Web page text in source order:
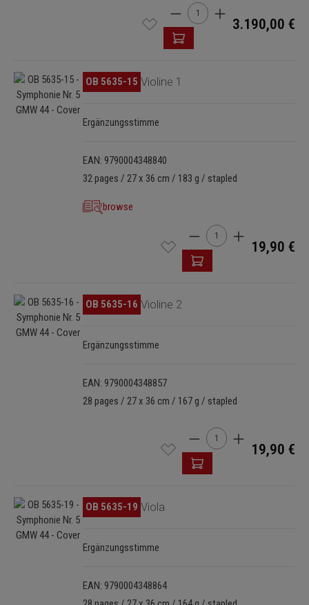
Product Quantity: Enter
3.190,00 €
Skip image gallery OB 5635-15 Violine 1
Ergänzungsstimme
EAN: 9790004348840
32 pages / 27 x 36 cm / 183 g / stapled
browse
Product Quantity:
19,90 €
Skip image gallery OB 5635-16 Violine 2
Ergänzungsstimme
EAN: 9790004348857
28 pages / 27 x 36 cm / 167 g / stapled
Product Quantity:
19,90 €
Skip image gallery OB 5635-19 Viola
Ergänzungsstimme
EAN: 9790004348864